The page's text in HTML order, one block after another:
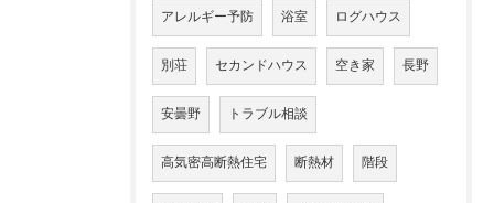
アレルギー予防 浴室 ログハウス
別荘 セカンドハウス 空き家 長野
安曇野 トラブル相談
高気密高断熱住宅 断熱材 階段